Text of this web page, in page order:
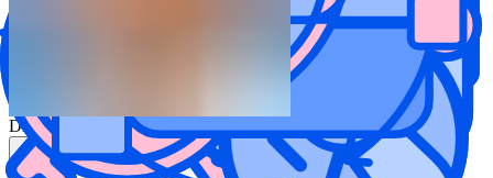
Dimitri Lubenski Head of Technology and InnovationSiemens